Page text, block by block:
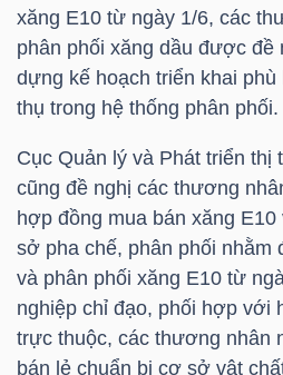
xăng E10 từ ngày 1/6, các
phân phối xăng dầu được
dựng kế hoạch triển khai
thụ trong hệ thống phân phối.
Cục Quản lý và Phát triển
cũng đề nghị các thương
hợp đồng mua bán xăng
sở pha chế, phân phối nhằm
và phân phối xăng E10 từ
nghiệp chỉ đạo, phối hợp với
trực thuộc, các thương nhân
bán lẻ chuẩn bị cơ sở vật
TRÁI
PHIẾU
CÔNG
CỤ
ĐẦU
TƯ